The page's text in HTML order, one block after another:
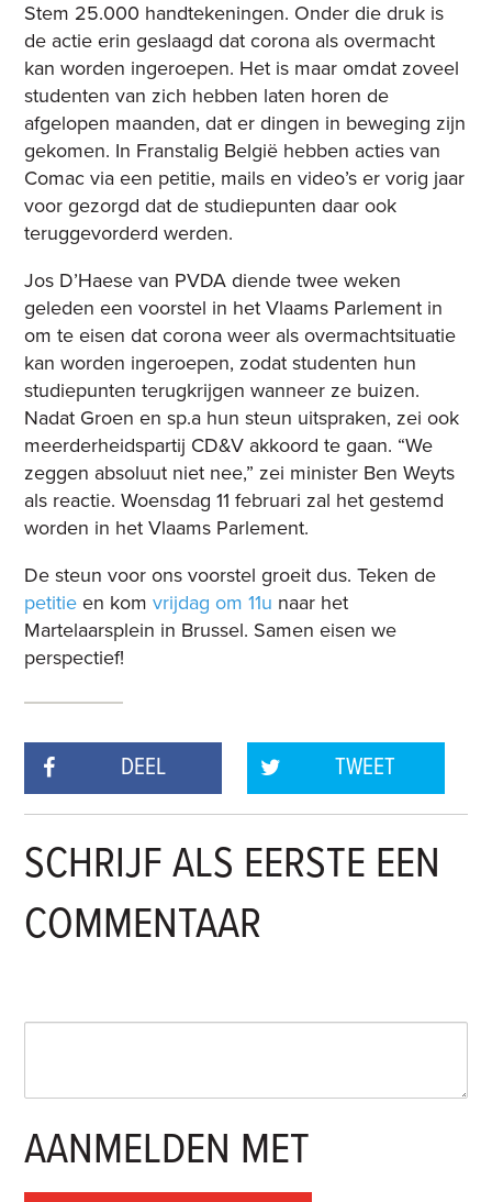
Stem 25.000 handtekeningen. Onder die druk is
de actie erin geslaagd dat corona als overmacht
kan worden ingeroepen. Het is maar omdat zoveel
studenten van zich hebben laten horen de
afgelopen maanden, dat er dingen in beweging zijn
gekomen. In Franstalig België hebben acties van
Comac via een petitie, mails en video’s er vorig jaar
voor gezorgd dat de studiepunten daar ook
teruggevorderd werden.
Jos D’Haese van PVDA diende twee weken
geleden een voorstel in het Vlaams Parlement in
om te eisen dat corona weer als overmachtsituatie
kan worden ingeroepen, zodat studenten hun
studiepunten terugkrijgen wanneer ze buizen.
Nadat Groen en sp.a hun steun uitspraken, zei ook
meerderheidspartij CD&V akkoord te gaan. “We
zeggen absoluut niet nee,” zei minister Ben Weyts
als reactie. Woensdag 11 februari zal het gestemd
worden in het Vlaams Parlement.
De steun voor ons voorstel groeit dus. Teken de
petitie en komvrijdag om 11u naar het
Martelaarsplein in Brussel. Samen eisen we
perspectief!
DEEL TWEET
SCHRIJF ALS EERSTE EEN
COMMENTAAR
AANMELDEN MET